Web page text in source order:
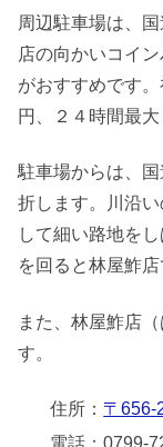
周辺駐車場は、
店の向かいコイ
がおすすめです
円、２４時間最大
駐車場からは、
折します。川沿
して細い路地を
を回ると林屋鮓店
また、林屋鮓店
す。
住所： 〒656-